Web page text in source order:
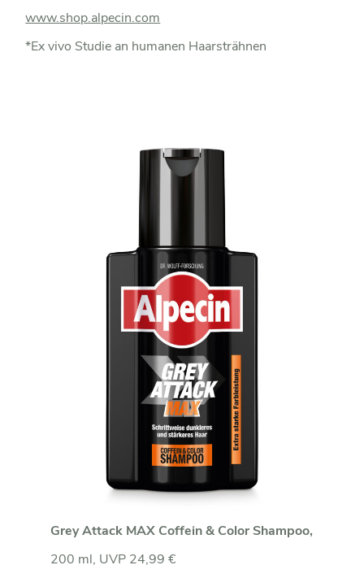
www.shop.alpecin.com
*Ex vivo Studie an humanen Haarsträhnen
Grey Attack MAX Coffein & Color Shampoo,
200 ml, UVP 24,99 €